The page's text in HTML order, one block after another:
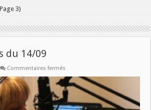
3)
du 14/09
Commentaires fermés
du
temps
du
14/09